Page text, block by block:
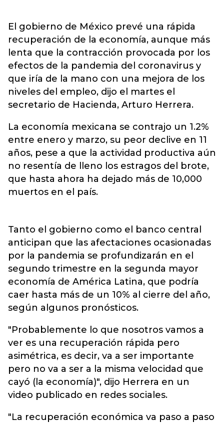
El gobierno de México prevé una rápida
recuperación de la economía, aunque más
lenta que la contracción provocada por los
efectos de la pandemia del coronavirus y
que iría de la mano con una mejora de los
niveles del empleo, dijo el martes el
secretario de Hacienda, Arturo Herrera.
La economía mexicana se contrajo un 1.2%
entre enero y marzo, su peor declive en 11
años, pese a que la actividad productiva aún
no resentía de lleno los estragos del brote,
que hasta ahora ha dejado más de 10,000
muertos en el país.
Tanto el gobierno como el banco central
anticipan que las afectaciones ocasionadas
por la pandemia se profundizarán en el
segundo trimestre en la segunda mayor
economía de América Latina, que podría
caer hasta más de un 10% al cierre del año,
según algunos pronósticos.
"Probablemente lo que nosotros vamos a
ver es una recuperación rápida pero
asimétrica, es decir, va a ser importante
pero no va a ser a la misma velocidad que
cayó (la economía)", dijo Herrera en un
video publicado en redes sociales.
"La recuperación económica va paso a paso